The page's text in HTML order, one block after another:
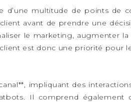
multitude de points de
avant de prendre une
le marketing, augmenter
est donc une priorité pour
impliquant des
Il comprend également